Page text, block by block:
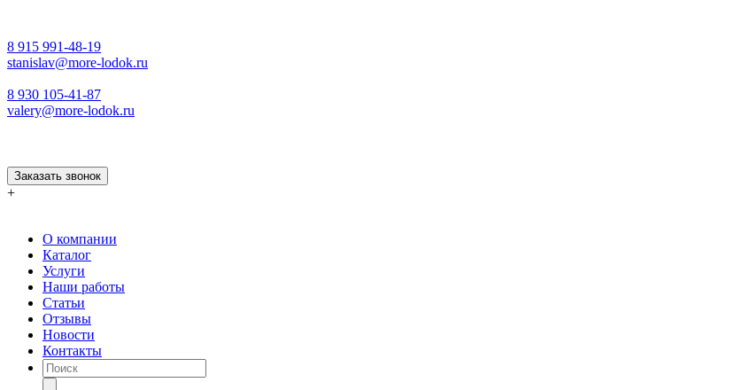
8 915 991-48-19
stanislav@more-lodok.ru
8 930 105-41-87
valery@more-lodok.ru
Заказать звонок
+
О компании
Каталог
Услуги
Наши работы
Статьи
Отзывы
Новости
Контакты
Поиск
товаров